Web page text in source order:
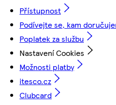
Přístupnost
Podívejte se, kam
Poplatek za službu
Nastavení Cookies
Možnosti platby
itesco.cz
Clubcard